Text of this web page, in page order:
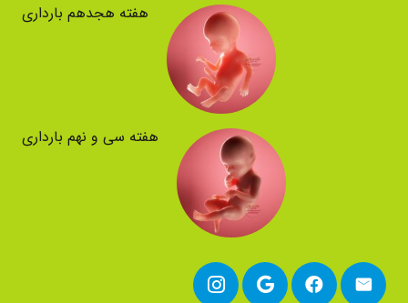
هفته هجدهم بارداری
هفته سی و نهم بارداری